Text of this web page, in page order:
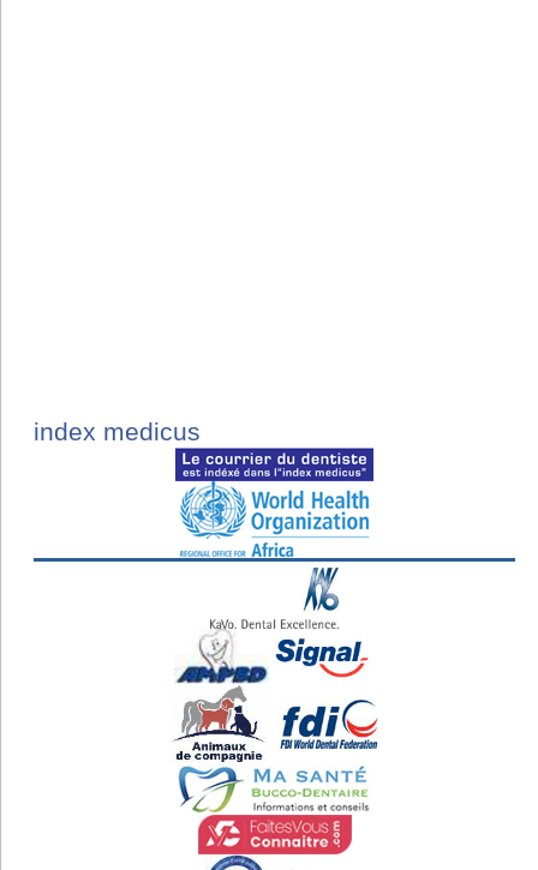
index medicus